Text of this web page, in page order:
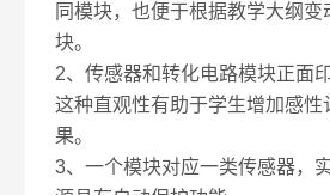
同模块，也便于根据教学大纲
块。
2、传感器和转化电路模块正面
这种直观性有助于学生增加感性
果。
3、一个模块对应一类传感器，